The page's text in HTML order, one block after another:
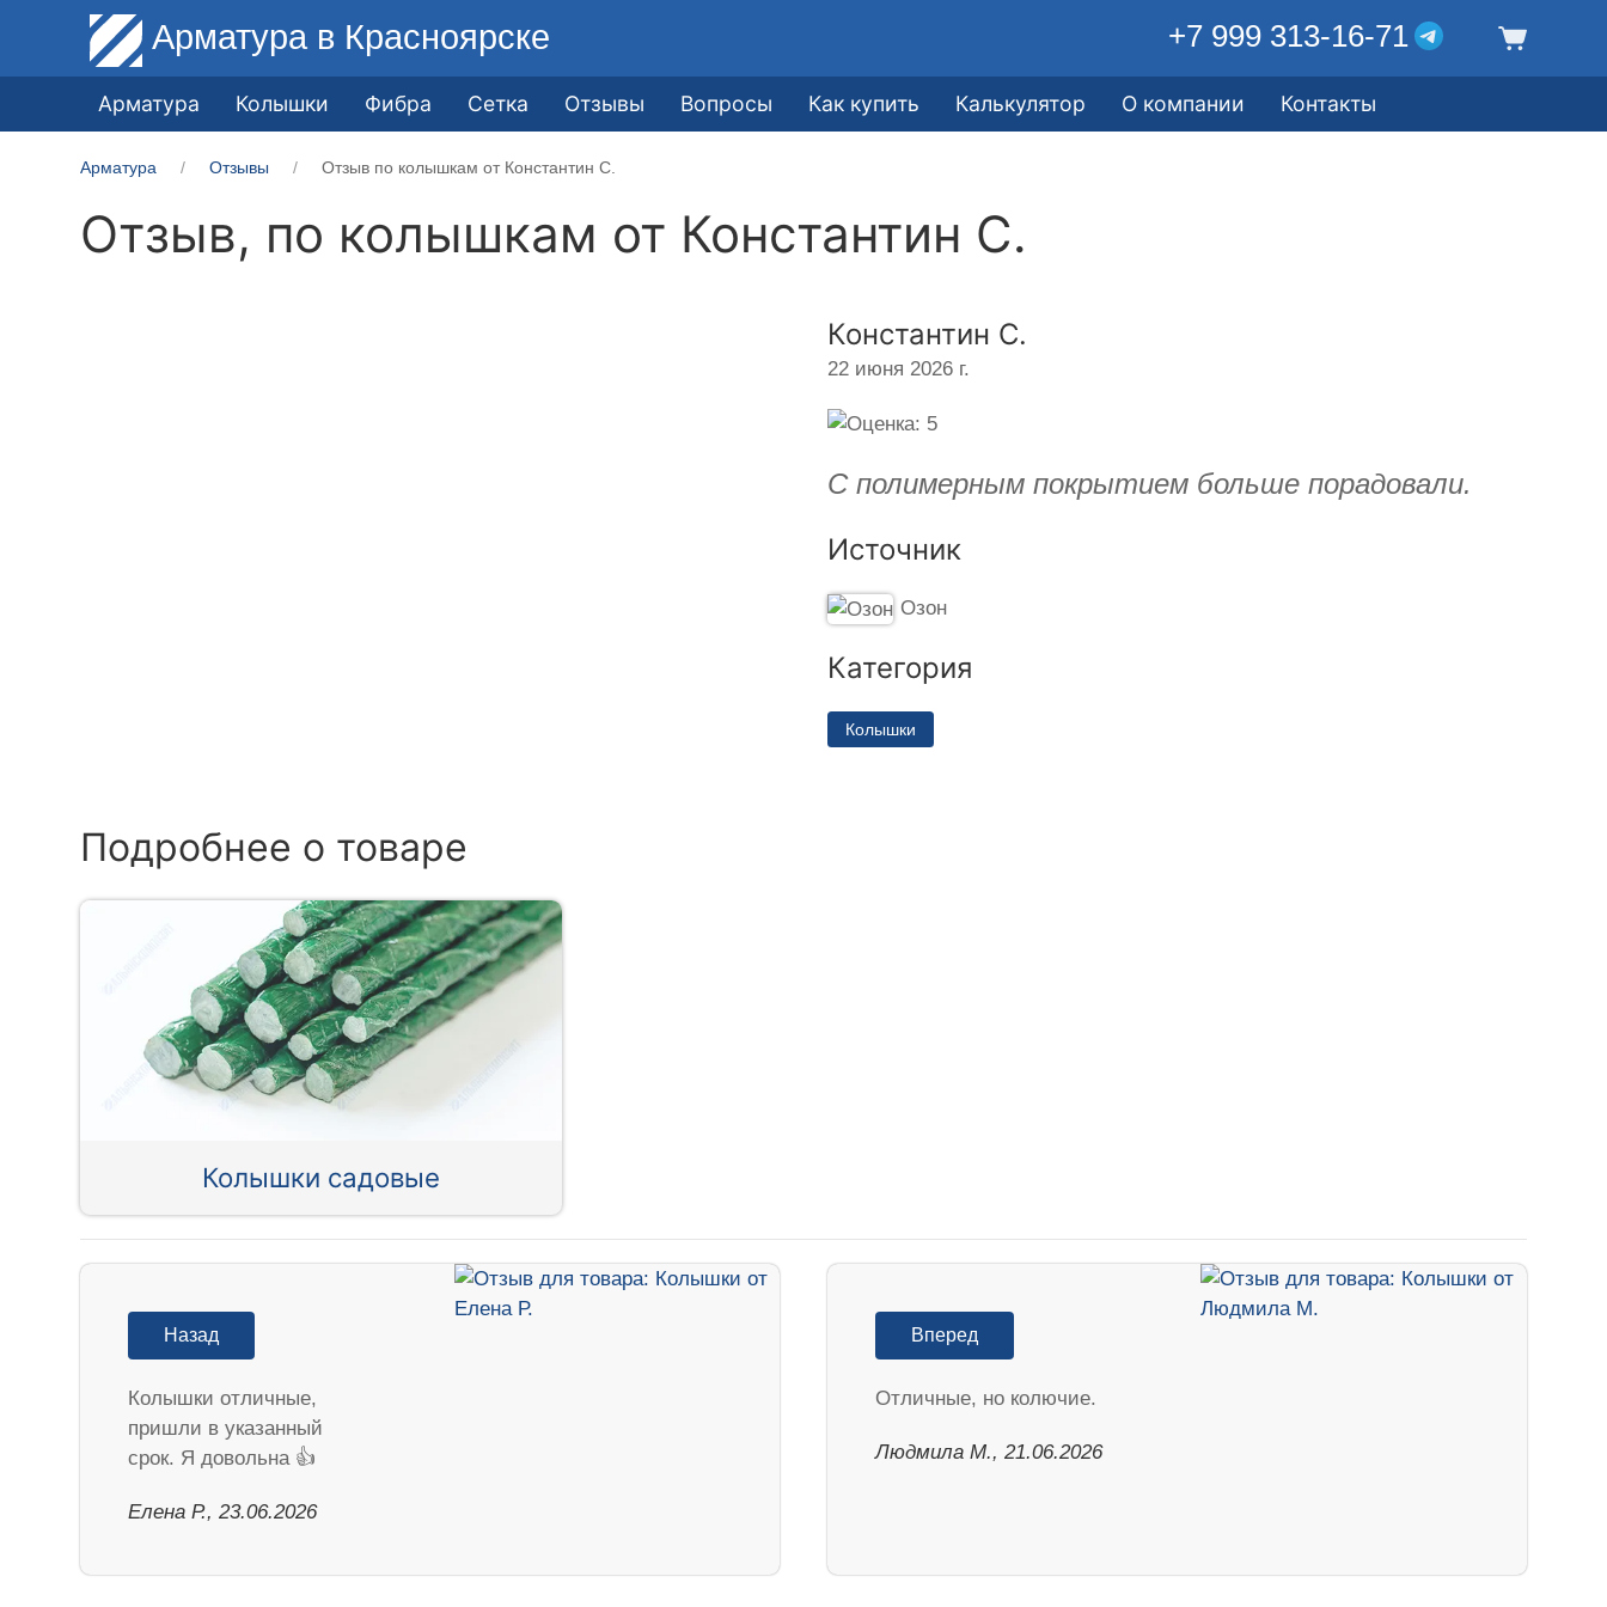
Арматура в Красноярске +7 999 313-16-71
Арматура Колышки Фибра Сетка Отзывы Вопросы Как купить Калькулятор О компании Контакты
Арматура Отзывы Отзыв по колышкам от Константин С.
Отзыв, по колышкам от Константин С.
Константин С.
22 июня 2026 г.
С полимерным покрытием больше порадовали.
Источник
Озон
Категория
Колышки
Подробнее о товаре
Колышки садовые
Назад
Колышки отличные,
пришли в указанный
срок. Я довольна 👍
Елена Р., 23.06.2026
Вперед
Отличные, но колючие.
Людмила М., 21.06.2026